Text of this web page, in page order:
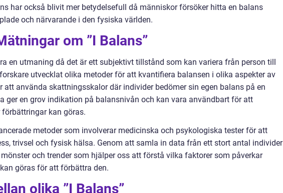
har också blivit mer betydelsefull då människor försöker hitta en balans
och närvarande i den fysiska världen.
om ”I Balans”
en utmaning då det är ett subjektivt tillstånd som kan variera från person till
utvecklat olika metoder för att kvantifiera balansen i olika aspekter av
att använda skattningsskalor där individer bedömer sin egen balans på en
ger en grov indikation på balansnivån och kan vara användbart för att
kan göras.
metoder som involverar medicinska och psykologiska tester för att
trivsel och fysisk hälsa. Genom att samla in data från ett stort antal individer
och trender som hjälper oss att förstå vilka faktorer som påverkar
göras för att förbättra den.
olika ”I Balans”